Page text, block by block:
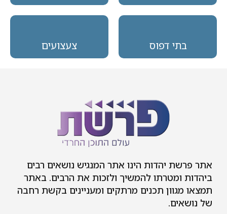
בתי דפוס צעצועים
אתר פרשת יהדות הינו אתר המנגיש נושאים רבים
ביהדות ומטרתו להמשיך ולזכות את הרבים. באתר
תמצאו מגוון תכנים מרתקים ומעניינים בקשת רחבה
של נושאים.